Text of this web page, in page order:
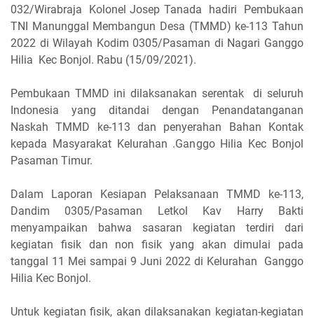
032/Wirabraja Kolonel Josep Tanada hadiri Pembukaan
TNI Manunggal Membangun Desa (TMMD) ke-113 Tahun
2022 di Wilayah Kodim 0305/Pasaman di Nagari Ganggo
Hilia Kec Bonjol. Rabu (15/09/2021).
Pembukaan TMMD ini dilaksanakan serentak di seluruh
Indonesia yang ditandai dengan Penandatanganan
Naskah TMMD ke-113 dan penyerahan Bahan Kontak
kepada Masyarakat Kelurahan .Ganggo Hilia Kec Bonjol
Pasaman Timur.
Dalam Laporan Kesiapan Pelaksanaan TMMD ke-113,
Dandim 0305/Pasaman Letkol Kav Harry Bakti
menyampaikan bahwa sasaran kegiatan terdiri dari
kegiatan fisik dan non fisik yang akan dimulai pada
tanggal 11 Mei sampai 9 Juni 2022 di Kelurahan Ganggo
Hilia Kec Bonjol.
Untuk kegiatan fisik, akan dilaksanakan kegiatan-kegiatan